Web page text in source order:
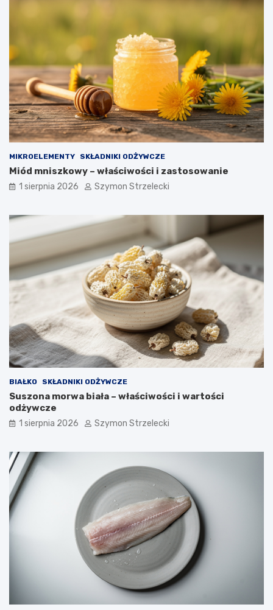
MIKROELEMENTY SKŁADNIKI ODŻYWCZE
Miód mniszkowy – właściwości i zastosowanie
1 sierpnia 2026 Szymon Strzelecki
BIAŁKO SKŁADNIKI ODŻYWCZE
Suszona morwa biała – właściwości i wartości
odżywcze
1 sierpnia 2026 Szymon Strzelecki